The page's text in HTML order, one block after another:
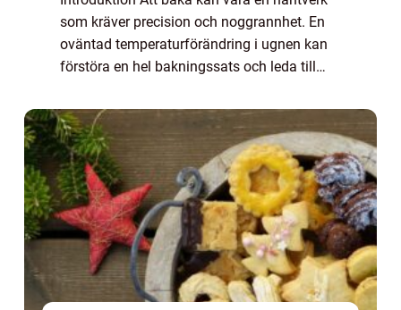
som kräver precision och noggrannhet. En
oväntad temperaturförändring i ugnen kan
förstöra en hel bakningssats och leda till
”termometer bakning” blivit all...